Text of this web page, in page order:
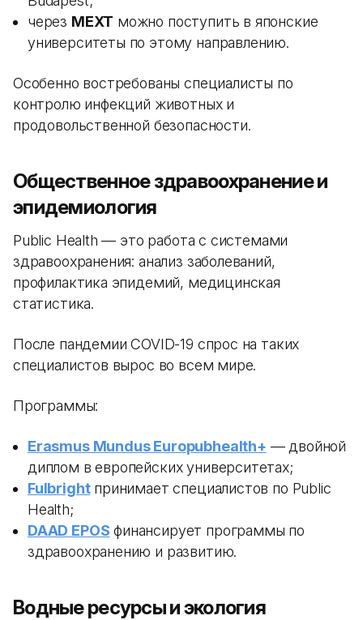
через MEXT можно поступить в японские
университеты по этому направлению.
Особенно востребованы специалисты по
контролю инфекций животных и
продовольственной безопасности.
Общественное здравоохранение и
эпидемиология
Public Health — это работа с системами
здравоохранения: анализ заболеваний,
профилактика эпидемий, медицинская
статистика.
После пандемии COVID-19 спрос на таких
специалистов вырос во всем мире.
Программы:
Erasmus Mundus Europubhealth+ — двойной
диплом в европейских университетах;
Fulbrightпринимает специалистов по Public
Health;
DAAD EPOS финансирует программы по
здравоохранению и развитию.
Водные ресурсы и экология